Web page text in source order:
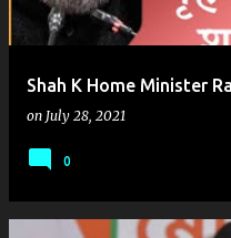
Shah K Home Minister
on July 28, 2021
0